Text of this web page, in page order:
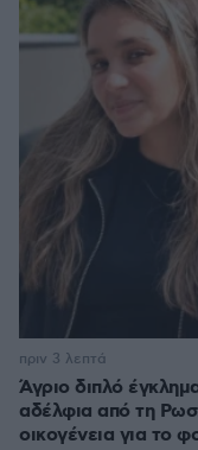
Άγριο διπλό
αδέλφια από τη
οικογένεια για το
πριν 3 λεπτά